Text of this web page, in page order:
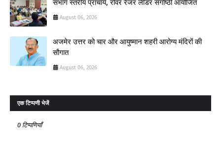
संभाग स्तरीय प्राचार्य, रोवर रेंजर लीडर संगोष्ठी आयोजित
August 06, 2026
अजमेर उत्तर को चार और आयुष्मान शहरी आरोग्य मंदिरों की
सौगात
August 06, 2026
एक टिप्पणी भेजें
0 टिप्पणियाँ